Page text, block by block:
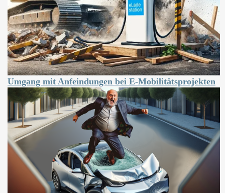
Umgang mit Anfeindungen bei E-Mobilitätsprojekten